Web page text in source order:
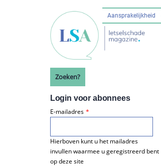
Hoofdnavigatie
Aansprakelijkheid
Zoeken?
Login voor abonnees
E-mailadres
Hierboven kunt u het mailadres
invullen waarmee u geregistreerd bent
op deze site